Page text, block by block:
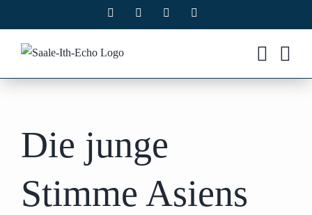
Inhalt
springen
Facebook Instagram
Die junge
Stimme Asiens